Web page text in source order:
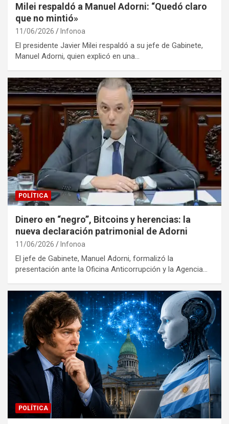
Milei respaldó a Manuel Adorni: “Quedó claro
que no mintió»
11/06/2026 Infonoa
El presidente Javier Milei respaldó a su jefe de Gabinete,
Manuel Adorni, quien explicó en una…
POLÍTICA
Dinero en “negro”, Bitcoins y herencias: la
nueva declaración patrimonial de Adorni
11/06/2026 Infonoa
El jefe de Gabinete, Manuel Adorni, formalizó la
presentación ante la Oficina Anticorrupción y la Agencia…
POLÍTICA